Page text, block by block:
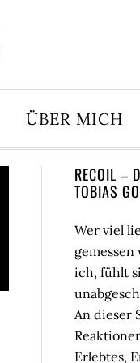
ÜBER MICH
RECOIL –
TOBIAS
Wer viel
ich, fühlt
An dieser
Erlebtes,